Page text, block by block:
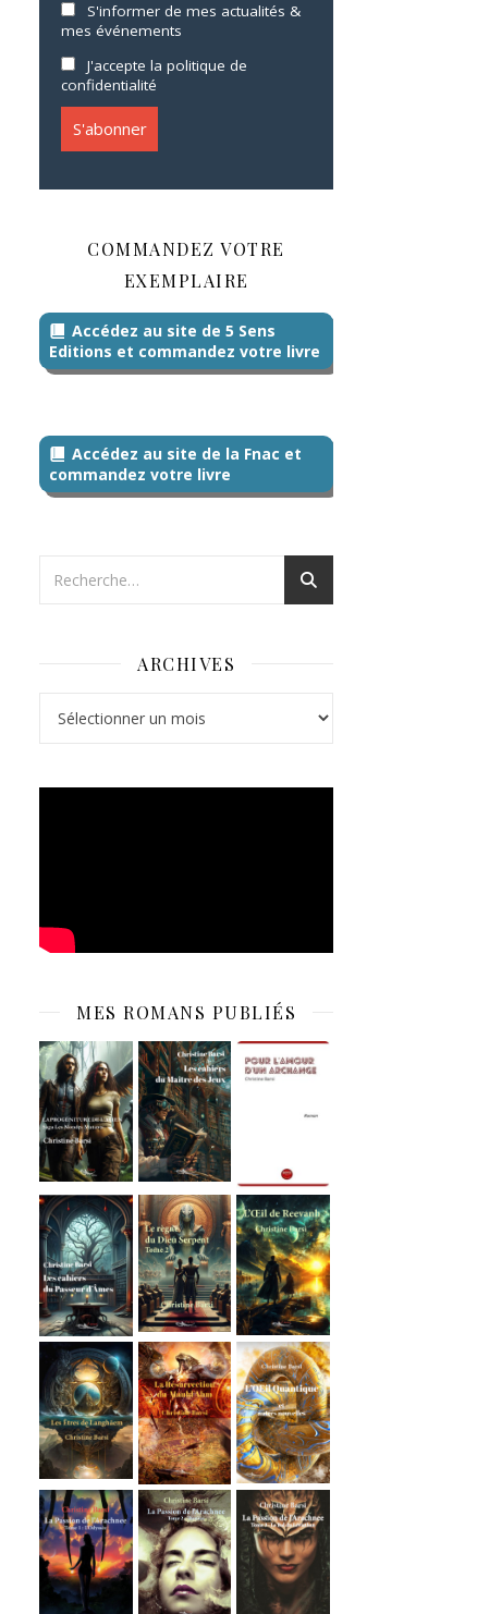
S'informer de mes actualités &
mes événements
J'accepte la politique de
confidentialité
COMMANDEZ VOTRE
EXEMPLAIRE
Accédez au site de 5 Sens
Editions et commandez votre livre
Accédez au site de la Fnac et
commandez votre livre
ARCHIVES
MES ROMANS PUBLIÉS